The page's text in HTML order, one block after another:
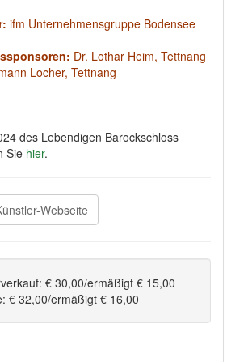
ifm Unternehmensgruppe Bodensee
Dr. Lothar Heim, Tettnang
Locher, Tettnang
des Lebendigen Barockschloss
Sie hier.
Webseite
€ 30,00/ermäßigt € 15,00
€ 32,00/ermäßigt € 16,00